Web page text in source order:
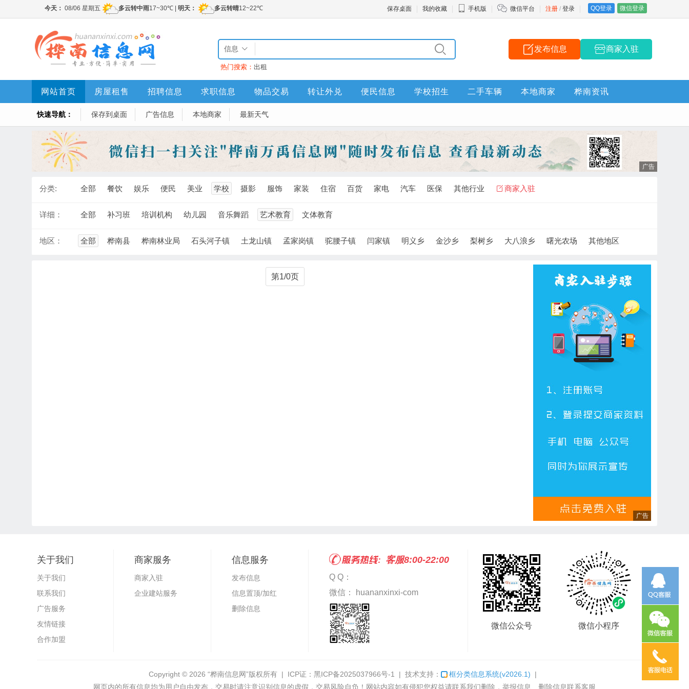
注册 / 登录 QQ登录 微信登录
保存桌面 我的收藏 手机版 微信平台
信息
热门搜索： 出租
发布信息 商家入驻
网站首页 房屋租售 招聘信息 求职信息 物品交易 转让外兑 便民信息 学校招生 二手车辆 本地商家 桦南资讯
快速导航： 保存到桌面 广告信息 本地商家 最新天气
分类: 全部 餐饮 娱乐 便民 美业 学校 摄影 服饰 家装 住宿 百货 家电 汽车 医保 其他行业 商家入驻
详细： 全部 补习班 培训机构 幼儿园 音乐舞蹈 艺术教育 文体教育
地区： 全部 桦南县 桦南林业局 石头河子镇 土龙山镇 孟家岗镇 驼腰子镇 闫家镇 明义乡 金沙乡 梨树乡 大八浪乡 曙光农场 其他地区
第1/0页
关于我们
关于我们
联系我们
广告服务
友情链接
合作加盟
商家服务
商家入驻
企业建站服务
信息服务
发布信息
信息置顶/加红
删除信息
客服8:00-22:00
Q Q：
微信： huananxinxi-com
微信公众号 微信小程序
Copyright © 2026 “桦南信息网”版权所有 | ICP证： 黑ICP备2025037966号-1 | 技术支持： 框分类信息系统(v2026.1) |
网页内的所有信息均为用户自由发布，交易时请注意识别信息的虚假，交易风险自负！网站内容如有侵犯您权益请联系我们删除，举报信息、删除信息联系客服